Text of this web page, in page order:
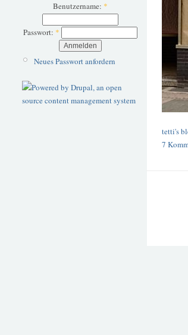
Benutzername: *
Passwort: *
Neues Passwort anfordern
tetti's
7